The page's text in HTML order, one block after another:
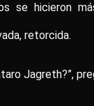
se hicieron
retorcida.
Jagreth?”,